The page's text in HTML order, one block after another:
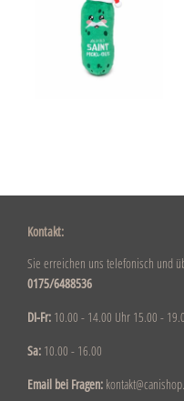
Kontakt:
Sie erreichen uns telefonisch und
0175/6488536
DI-Fr: 10.00 - 14.00 Uhr 15.00 -
Sa: 10.00 - 16.00
Email bei Fragen: